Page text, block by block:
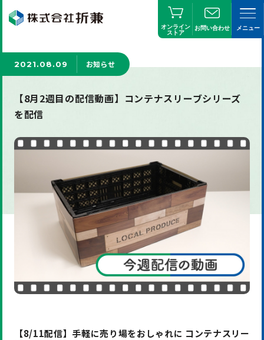
オンライン
ストア
お問い合わせ メニュー
2021.08.09 お知らせ
【8月2週目の配信動画】コンテナスリーブシリーズ
を配信
【8/11配信】手軽に売り場をおしゃれに コンテナスリー